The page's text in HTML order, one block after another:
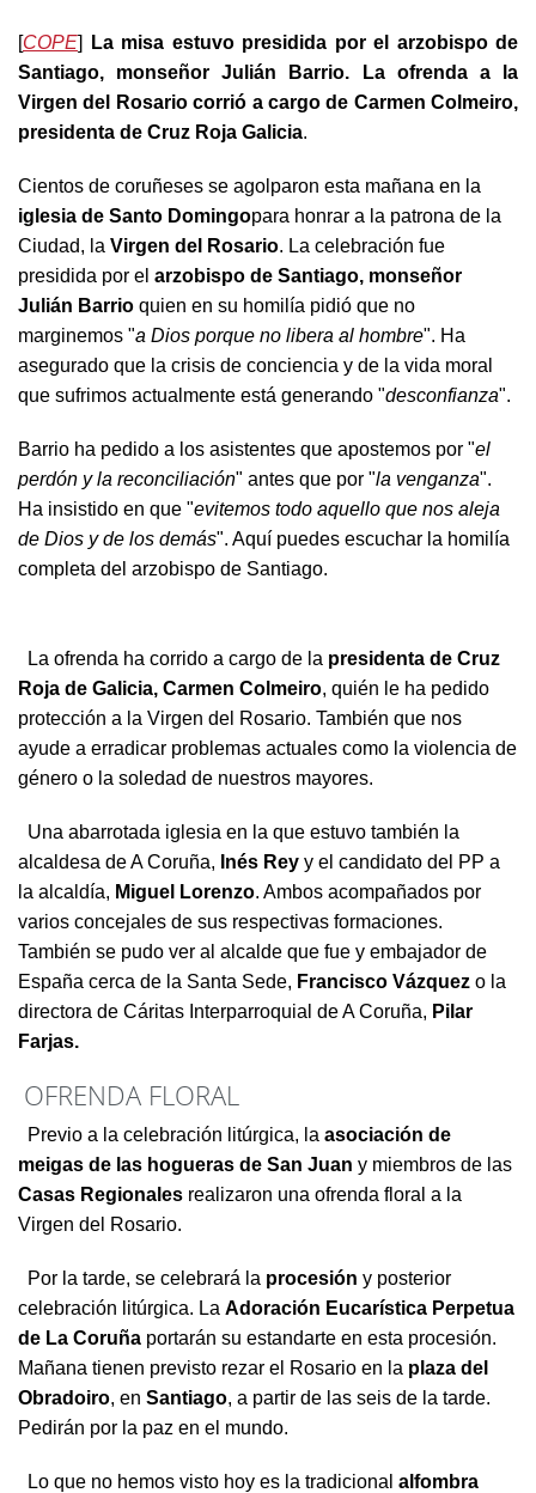
[COPE]
La misa estuvo presidida por el arzobispo de
Santiago, monseñor Julián Barrio. La ofrenda a la
Virgen del Rosario corrió a cargo de Carmen Colmeiro,
presidenta de Cruz Roja Galicia.
Cientos de coruñeses se agolparon esta mañana en la
iglesia de Santo Domingopara honrar a la patrona de la
Ciudad, la Virgen del Rosario. La celebración fue
presidida por el arzobispo de Santiago, monseñor
Julián Barrio quien en su homilía pidió que no
marginemos "a Dios porque no libera al hombre". Ha
asegurado que la crisis de conciencia y de la vida moral
que sufrimos actualmente está generando "desconfianza".
Barrio ha pedido a los asistentes que apostemos por "el
perdón y la reconciliación" antes que por "la venganza".
Ha insistido en que "evitemos todo aquello que nos aleja
de Dios y de los demás". Aquí puedes escuchar la homilía
completa del arzobispo de Santiago.
La ofrenda ha corrido a cargo de la presidenta de Cruz
Roja de Galicia, Carmen Colmeiro, quién le ha pedido
protección a la Virgen del Rosario. También que nos
ayude a erradicar problemas actuales como la violencia de
género o la soledad de nuestros mayores.
Una abarrotada iglesia en la que estuvo también la
alcaldesa de A Coruña, Inés Rey y el candidato del PP a
la alcaldía, Miguel Lorenzo. Ambos acompañados por
varios concejales de sus respectivas formaciones.
También se pudo ver al alcalde que fue y embajador de
España cerca de la Santa Sede, Francisco Vázquez o la
directora de Cáritas Interparroquial de A Coruña, Pilar
Farjas.
OFRENDA FLORAL
Previo a la celebración litúrgica, la asociación de
meigas de las hogueras de San Juan y miembros de las
Casas Regionales realizaron una ofrenda floral a la
Virgen del Rosario.
Por la tarde, se celebrará la procesión y posterior
celebración litúrgica. La Adoración Eucarística Perpetua
de La Coruña portarán su estandarte en esta procesión.
Mañana tienen previsto rezar el Rosario en la plaza del
Obradoiro, en Santiago, a partir de las seis de la tarde.
Pedirán por la paz en el mundo.
Lo que no hemos visto hoy es la tradicional alfombra